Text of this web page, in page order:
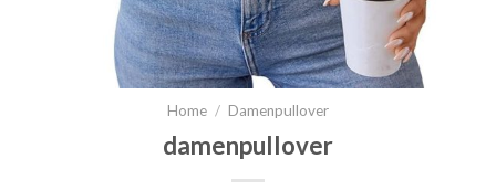
Home / Damenpullover
damenpullover